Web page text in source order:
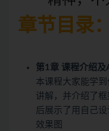
章节目录：
第1章 课程介绍及
本课程大家能学
讲解，并介绍了
后展示了用自己
效果图